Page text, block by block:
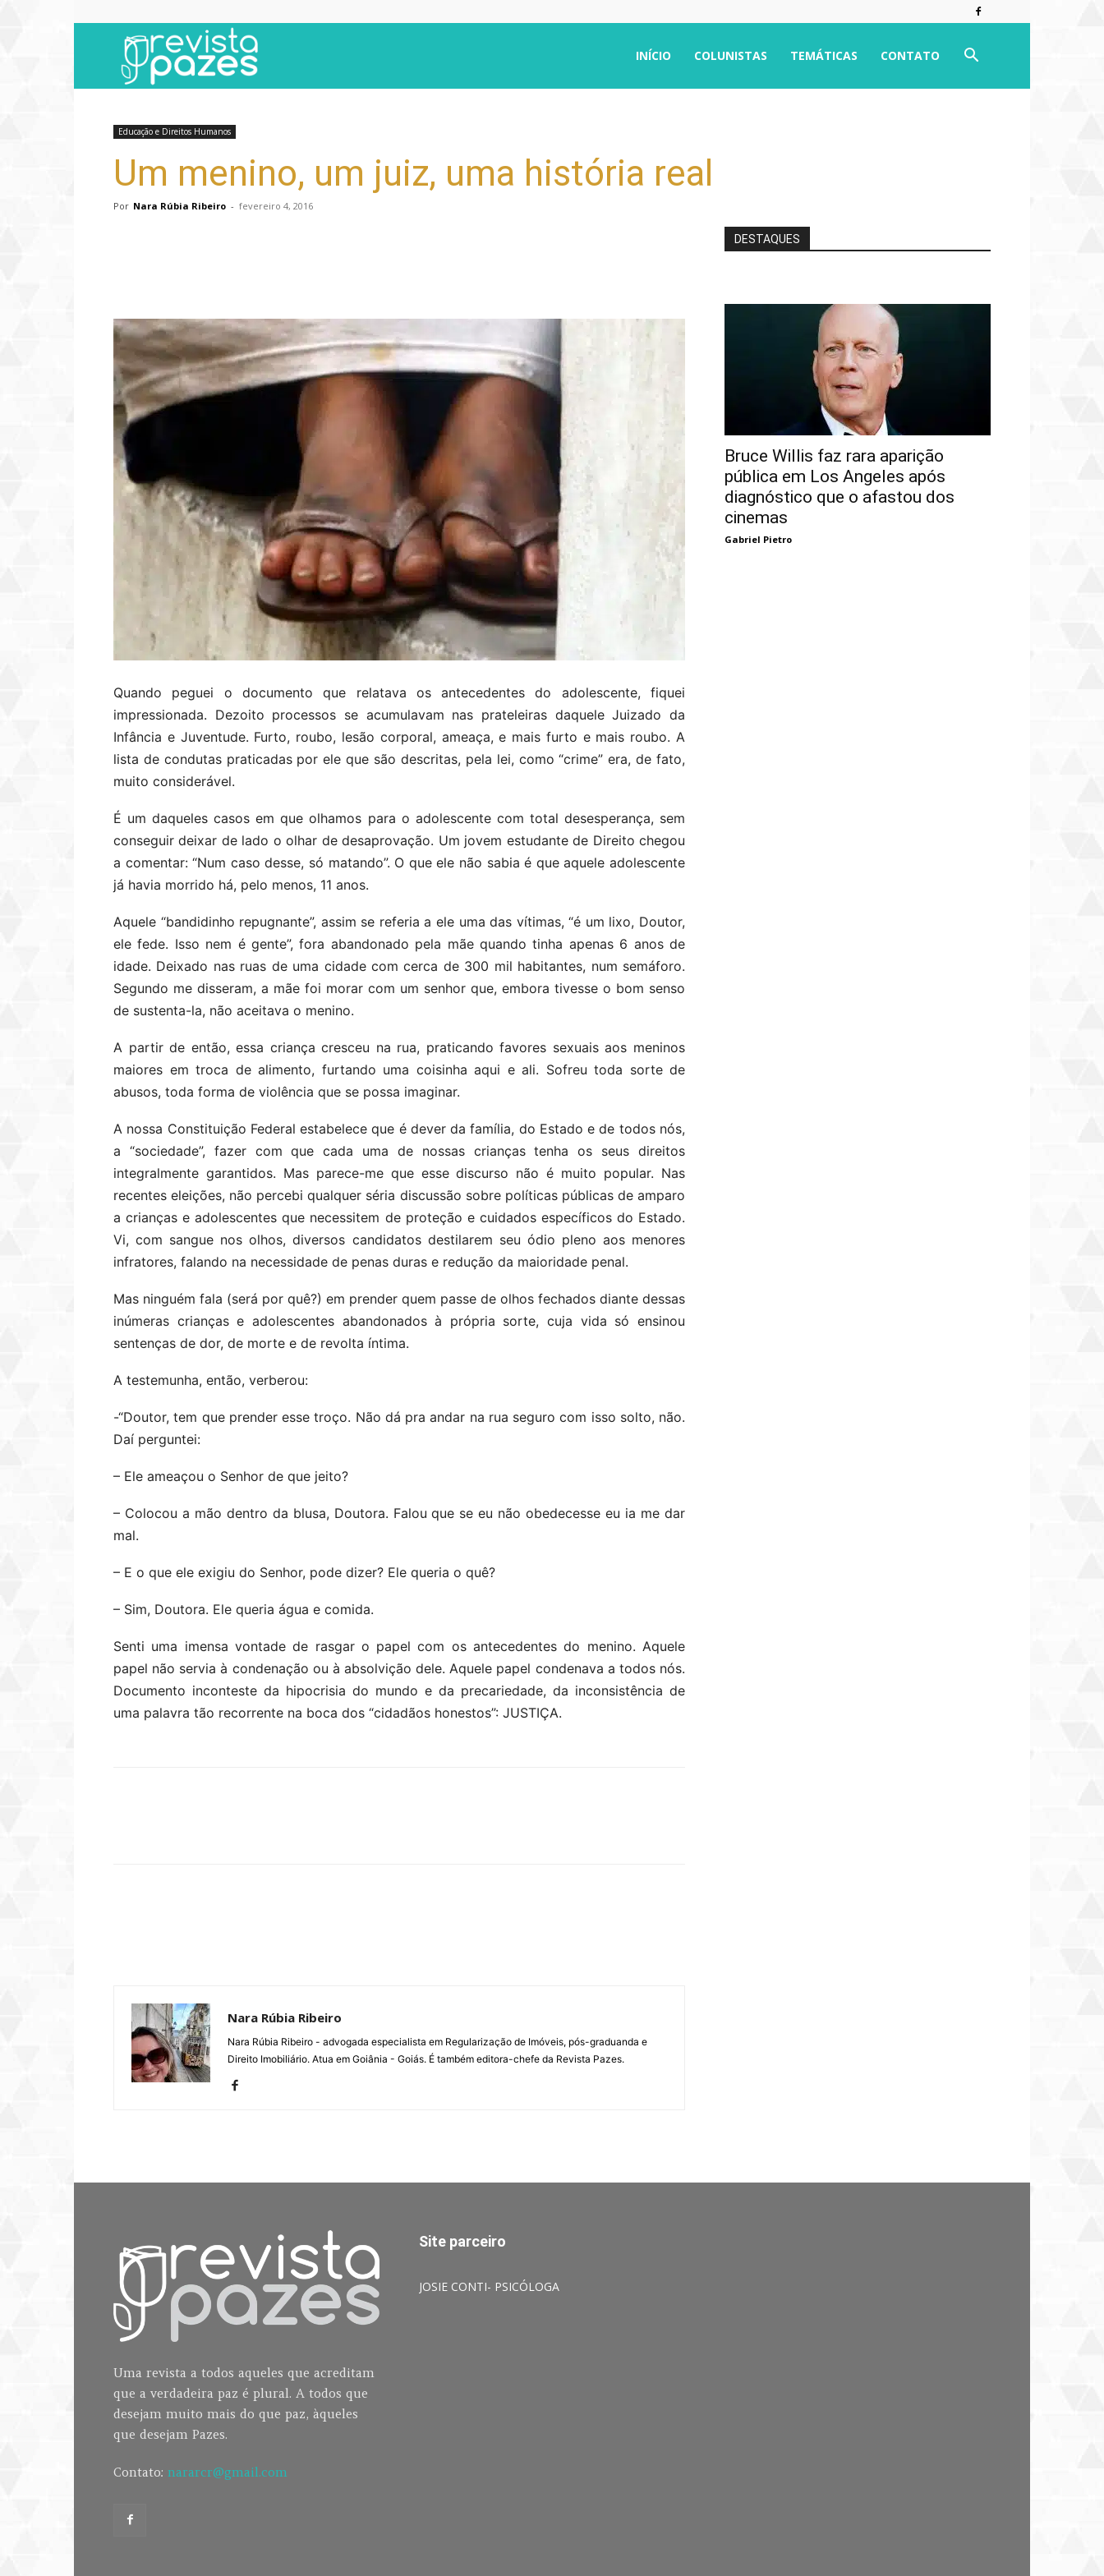
INÍCIO COLUNISTAS TEMÁTICAS CONTATO
Educação e Direitos Humanos
Um menino, um juiz, uma história real
Por Nara Rúbia Ribeiro - fevereiro 4, 2016
Quando peguei o documento que relatava os antecedentes do adolescente, fiquei
impressionada. Dezoito processos se acumulavam nas prateleiras daquele Juizado da
Infância e Juventude. Furto, roubo, lesão corporal, ameaça, e mais furto e mais roubo. A
lista de condutas praticadas por ele que são descritas, pela lei, como “crime” era, de fato,
muito considerável.
É um daqueles casos em que olhamos para o adolescente com total desesperança, sem
conseguir deixar de lado o olhar de desaprovação. Um jovem estudante de Direito chegou
a comentar: “Num caso desse, só matando”. O que ele não sabia é que aquele adolescente
já havia morrido há, pelo menos, 11 anos.
Aquele “bandidinho repugnante”, assim se referia a ele uma das vítimas, “é um lixo, Doutor,
ele fede. Isso nem é gente”, fora abandonado pela mãe quando tinha apenas 6 anos de
idade. Deixado nas ruas de uma cidade com cerca de 300 mil habitantes, num semáforo.
Segundo me disseram, a mãe foi morar com um senhor que, embora tivesse o bom senso
de sustenta-la, não aceitava o menino.
A partir de então, essa criança cresceu na rua, praticando favores sexuais aos meninos
maiores em troca de alimento, furtando uma coisinha aqui e ali. Sofreu toda sorte de
abusos, toda forma de violência que se possa imaginar.
A nossa Constituição Federal estabelece que é dever da família, do Estado e de todos nós,
a “sociedade”, fazer com que cada uma de nossas crianças tenha os seus direitos
integralmente garantidos. Mas parece-me que esse discurso não é muito popular. Nas
recentes eleições, não percebi qualquer séria discussão sobre políticas públicas de amparo
a crianças e adolescentes que necessitem de proteção e cuidados específicos do Estado.
Vi, com sangue nos olhos, diversos candidatos destilarem seu ódio pleno aos menores
infratores, falando na necessidade de penas duras e redução da maioridade penal.
Mas ninguém fala (será por quê?) em prender quem passe de olhos fechados diante dessas
inúmeras crianças e adolescentes abandonados à própria sorte, cuja vida só ensinou
sentenças de dor, de morte e de revolta íntima.
A testemunha, então, verberou:
-“Doutor, tem que prender esse troço. Não dá pra andar na rua seguro com isso solto, não.
Daí perguntei:
– Ele ameaçou o Senhor de que jeito?
– Colocou a mão dentro da blusa, Doutora. Falou que se eu não obedecesse eu ia me dar
mal.
– E o que ele exigiu do Senhor, pode dizer? Ele queria o quê?
– Sim, Doutora. Ele queria água e comida.
Senti uma imensa vontade de rasgar o papel com os antecedentes do menino. Aquele
papel não servia à condenação ou à absolvição dele. Aquele papel condenava a todos nós.
Documento inconteste da hipocrisia do mundo e da precariedade, da inconsistência de
uma palavra tão recorrente na boca dos “cidadãos honestos”: JUSTIÇA.
Nara Rúbia Ribeiro
Nara Rúbia Ribeiro - advogada especialista em Regularização de Imóveis, pós-graduanda e
Direito Imobiliário. Atua em Goiânia - Goiás. É também editora-chefe da Revista Pazes.
DESTAQUES
Bruce Willis faz rara aparição
pública em Los Angeles após
diagnóstico que o afastou dos
cinemas
Gabriel Pietro
Uma revista a todos aqueles que acreditam
que a verdadeira paz é plural. A todos que
desejam muito mais do que paz, àqueles
que desejam Pazes.
Contato: nararcr@gmail.com
Site parceiro
JOSIE CONTI- PSICÓLOGA